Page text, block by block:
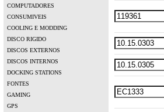
COMPUTADORES
CONSUMIVEIS
COOLING E MODDING
DISCO RIGIDO
DISCOS EXTERNOS
DISCOS INTERNOS
DOCKING STATIONS
FONTES
GAMING
GPS